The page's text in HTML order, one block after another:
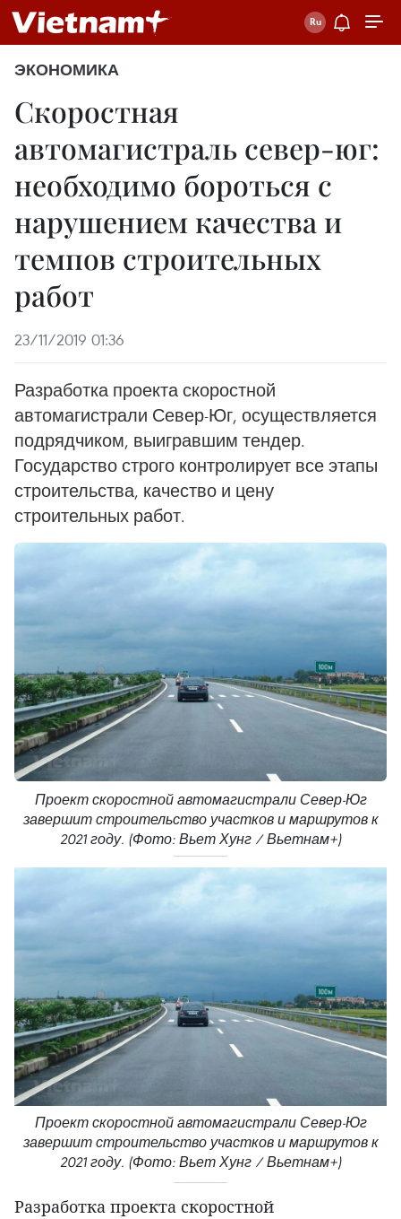
ЭКОНОМИКА
Скоростная
автомагистраль север-юг:
необходимо бороться с
нарушением качества и
темпов строительных
работ
23/11/2019 01:36
Разработка проекта скоростной
автомагистрали Север-Юг, осуществляется
подрядчиком, выигравшим тендер.
Государство строго контролирует все этапы
строительства, качество и цену
строительных работ.
Проект скоростной автомагистрали Север-Юг
завершит строительство участков и маршрутов к
2021 году. (Фото: Вьет Хунг / Вьетнам+)
Проект скоростной автомагистрали Север-Юг
завершит строительство участков и маршрутов к
2021 году. (Фото: Вьет Хунг / Вьетнам+)
Разработка проекта скоростной